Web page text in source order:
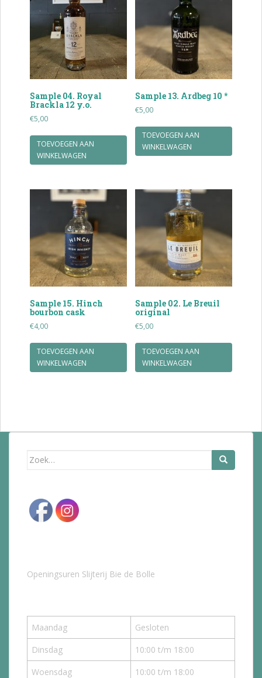
Sample 04. Royal
Brackla 12 y.o.
€5,00
TOEVOEGEN AAN
WINKELWAGEN
Sample 13. Ardbeg 10 *
€5,00
TOEVOEGEN AAN
WINKELWAGEN
Sample 15. Hinch
bourbon cask
€4,00
TOEVOEGEN AAN
WINKELWAGEN
Sample 02. Le Breuil
original
€5,00
TOEVOEGEN AAN
WINKELWAGEN
Zoek
Openingsuren Slijterij Bie de Bolle
Maandag
Gesloten
Dinsdag
10:00 t/m 18:00
Woensdag
10:00 t/m 18:00